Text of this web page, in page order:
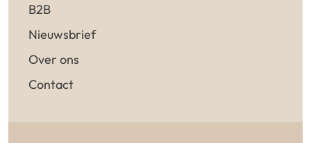
B2B
Nieuwsbrief
Over ons
Contact